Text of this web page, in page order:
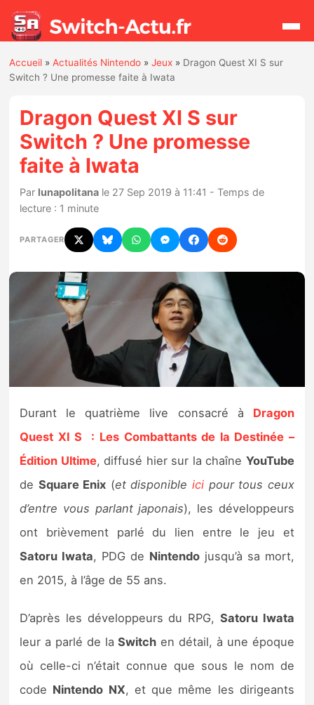
Actualités
Jeux
Hardware
Mises à jour
Chiffres de ventes
Rumeurs
Nintendo Direct
Tests et previews
Tests de jeux
Tests d’accessoires
Autres tests
Previews
Précommandes
Sorties de jeux
Bons plans
Accueil »Actualités Nintendo »Jeux » Dragon Quest XI S sur
Switch ? Une promesse faite à Iwata
Dragon Quest XI S sur
Switch ? Une promesse
faite à Iwata
Par lunapolitana le 27 Sep 2019 à 11:41 - Temps de
lecture : 1 minute
PARTAGER
Durant le quatrième live consacré à Dragon
Quest XI S : Les Combattants de la Destinée –
Édition Ultime, diffusé hier sur la chaîne YouTube
de Square Enix (et disponibleici pour tous ceux
d’entre vous parlant japonais), les développeurs
ont brièvement parlé du lien entre le jeu et
Satoru Iwata, PDG de Nintendojusqu’à sa mort,
en 2015, à l’âge de 55 ans.
D’après les développeurs du RPG, Satoru Iwata
leur a parlé de laSwitch en détail, à une époque
où celle-ci n’était connue que sous le nom de
code Nintendo NX, et que même les dirigeants